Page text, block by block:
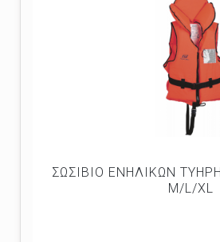
ΣΩΣΙΒΙΟ ΕΝΗΛΙΚΩΝ
M/L/XL